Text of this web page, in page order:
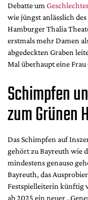
Debatte um
wie jüngst anlässlich
Hamburger Thalia
erstmals mehr Damen
abgedeckten Graben
Mal überhaupt eine
Schimpfen
zum Grünen
Das Schimpfen auf
gehört zu Bayreuth wie
mindestens genauso
Bayreuth, das
Festspielleiterin künftig
ab 2025 ein neuer